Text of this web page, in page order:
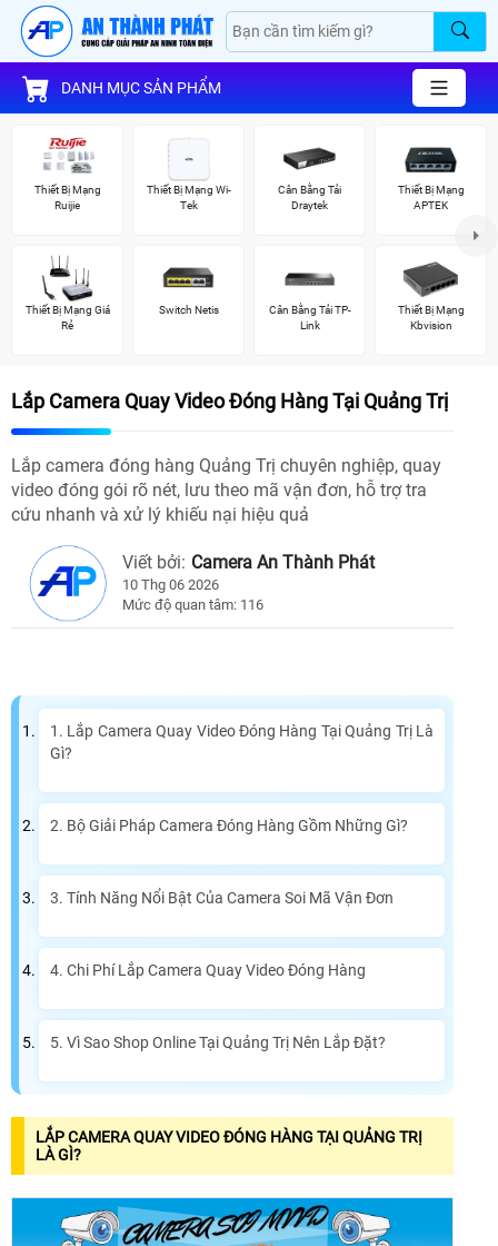
DANH MỤC SẢN PHẨM
Thiết Bị Mạng
Ruijie
Thiết Bị Mạng Wi-
Tek
Cân Bằng Tải
Draytek
Thiết Bị Mạng
APTEK
Thiết Bị Mạng Giá
Rẻ
Switch Netis
Cân Bằng Tải TP-
Link
Thiết Bị Mạng
Kbvision
Lắp Camera Quay Video Đóng Hàng Tại Quảng Trị
Lắp camera đóng hàng Quảng Trị chuyên nghiệp, quay
video đóng gói rõ nét, lưu theo mã vận đơn, hỗ trợ tra
cứu nhanh và xử lý khiếu nại hiệu quả
Viết bởi: Camera An Thành Phát
10 Thg 06 2026
Mức độ quan tâm: 116
1. Lắp Camera Quay Video Đóng Hàng Tại Quảng Trị Là
Gì?
2. Bộ Giải Pháp Camera Đóng Hàng Gồm Những Gì?
3. Tính Năng Nổi Bật Của Camera Soi Mã Vận Đơn
4. Chi Phí Lắp Camera Quay Video Đóng Hàng
5. Vì Sao Shop Online Tại Quảng Trị Nên Lắp Đặt?
LẮP CAMERA QUAY VIDEO ĐÓNG HÀNG TẠI QUẢNG TRỊ
LÀ GÌ?